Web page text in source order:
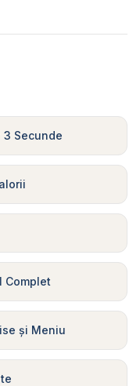
Secunde
Complet
și Meniu